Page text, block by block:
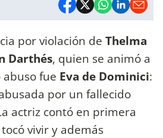
por violación de Thelma
Darthés, quien se animó a
fue Eva de Dominici:
por un fallecido
actriz contó en primera
vivir y además